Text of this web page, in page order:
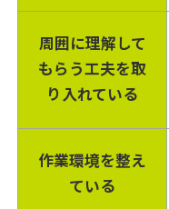
周囲に理解して
もらう工夫を取
り入れている
作業環境を整え
ている